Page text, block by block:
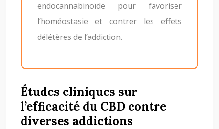
endocannabinoïde pour favoriser
l’homéostasie et contrer les effets
délétères de l’addiction.
Études cliniques sur
l’efficacité du CBD contre
diverses addictions